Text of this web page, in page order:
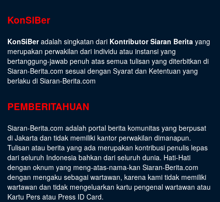
KonSiBer
KonSiBeradalah singkatan dari Kontributor Siaran Berita yang
merupakan perwakilan dari individu atau instansi yang
bertanggung-jawab penuh atas semua tulisan yang diterbitkan di
Siaran-Berita.com sesuai dengan Syarat dan Ketentuan yang
berlaku di Siaran-Berita.com
PEMBERITAHUAN
Siaran-Berita.com adalah portal berita komunitas yang berpusat
di Jakarta dan tidak memiliki kantor perwakilan dimanapun.
Tulisan atau berita yang ada merupakan kontribusi penulis lepas
dari seluruh Indonesia bahkan dari seluruh dunia. Hati-Hati
dengan oknum yang meng-atas-nama-kan Siaran-Berita.com
dengan mengaku sebagai wartawan, karena kami tidak memiliki
wartawan dan tidak mengeluarkan kartu pengenal wartawan atau
Kartu Pers atau Press ID Card.